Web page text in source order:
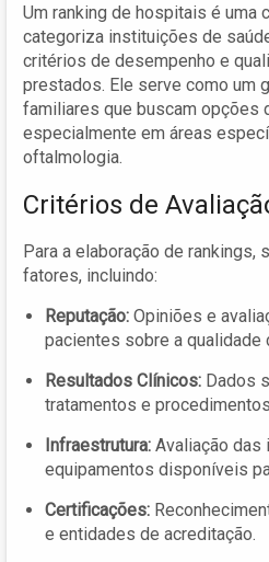
Um ranking de hospitais é uma
categoriza instituições de
critérios de desempenho e
prestados. Ele serve como um
familiares que buscam opções
especialmente em áreas
oftalmologia.
Critérios de
Para a elaboração de rankings,
fatores, incluindo:
Reputação: Opiniões e
pacientes sobre a qualidade
Resultados Clínicos: Dados
tratamentos e
Infraestrutura: Avaliação das
equipamentos disponíveis
Certificações:
e entidades de acreditação.